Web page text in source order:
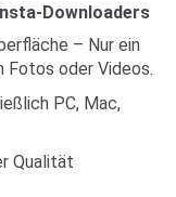
Downloaders
– Nur ein
Fotos oder Videos.
PC, Mac,
Qualität